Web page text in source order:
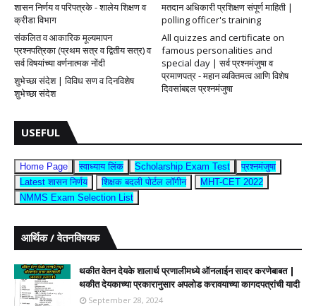
शासन निर्णय व परिपत्रके - शालेय शिक्षण व
क्रीडा विभाग
मतदान अधिकारी प्रशिक्षण संपूर्ण माहिती |
polling officer's training
संकलित व आकारिक मूल्यमापन
प्रश्नपत्रिका (प्रथम सत्र व द्वितीय सत्र) व
सर्व विषयांच्या वर्णनात्मक नोंदी
All quizzes and certificate on
famous personalities and
special day | सर्व प्रश्नमंजुषा व
प्रमाणपत्र - महान व्यक्तिमत्व आणि विशेष
दिवसांबद्दल प्रश्नमंजुषा
शुभेच्छा संदेश | विविध सण व दिनविशेष
शुभेच्छा संदेश
USEFUL
Home Page स्वाध्याय लिंक Scholarship Exam Test
प्रश्नमंजुषा
Latest शासन निर्णय
शिक्षक बदली पोर्टल लॉगीन
MHT-CET 2022
NMMS Exam Selection List
आर्थिक / वेतनविषयक
थकीत वेतन देयके शालार्थ प्रणालीमध्ये ऑनलाईन सादर करणेबाबत |
थकीत देयकाच्या प्रकारानुसार अपलोड करावयाच्या कागदपत्रांची यादी
September 28, 2024